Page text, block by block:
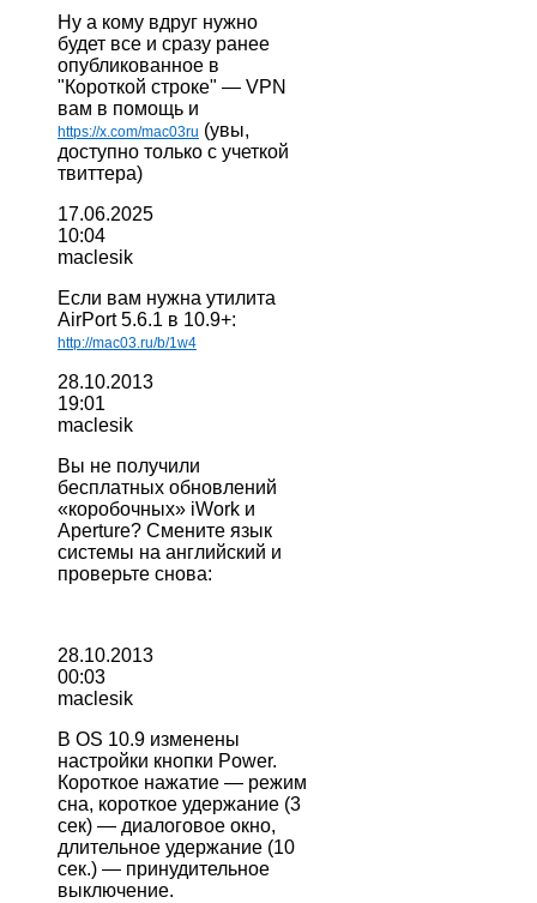
Ну а кому вдруг нужно
будет все и сразу ранее
опубликованное в
"Короткой строке" — VPN
вам в помощь и
https://x.com/mac03ru (увы,
доступно только с учеткой
твиттера)
17.06.2025
10:04
maclesik
Если вам нужна утилита
AirPort 5.6.1 в 10.9+:
http://mac03.ru/b/1w4
28.10.2013
19:01
maclesik
Вы не получили
бесплатных обновлений
«коробочных» iWork и
Aperture? Смените язык
системы на английский и
проверьте снова:
28.10.2013
00:03
maclesik
В OS 10.9 изменены
настройки кнопки Power.
Короткое нажатие — режим
сна, короткое удержание (3
сек) — диалоговое окно,
длительное удержание (10
сек.) — принудительное
выключение.